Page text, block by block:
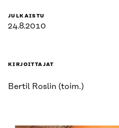
JULKAISTU
24.8.2010
KIRJOITTAJAT
Bertil Roslin (toim.)